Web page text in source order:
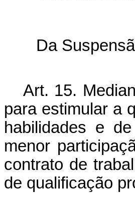
Da
Art. 15.
para estimular a
habilidades e
menor
contrato de
de qualificação